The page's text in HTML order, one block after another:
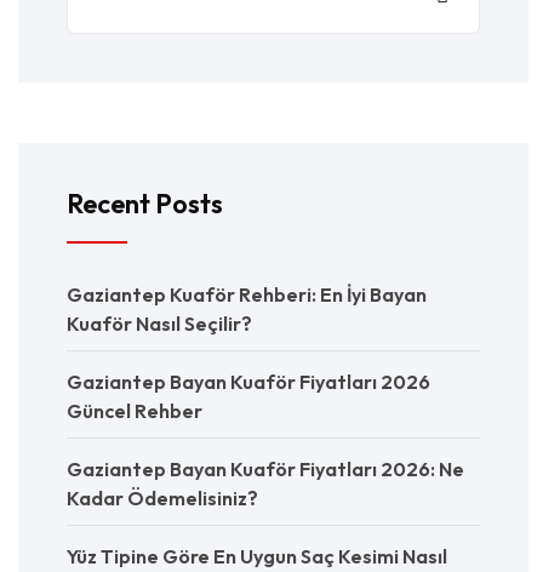
Recent Posts
Gaziantep Kuaför Rehberi: En İyi Bayan
Kuaför Nasıl Seçilir?
Gaziantep Bayan Kuaför Fiyatları 2026
Güncel Rehber
Gaziantep Bayan Kuaför Fiyatları 2026: Ne
Kadar Ödemelisiniz?
Yüz Tipine Göre En Uygun Saç Kesimi Nasıl